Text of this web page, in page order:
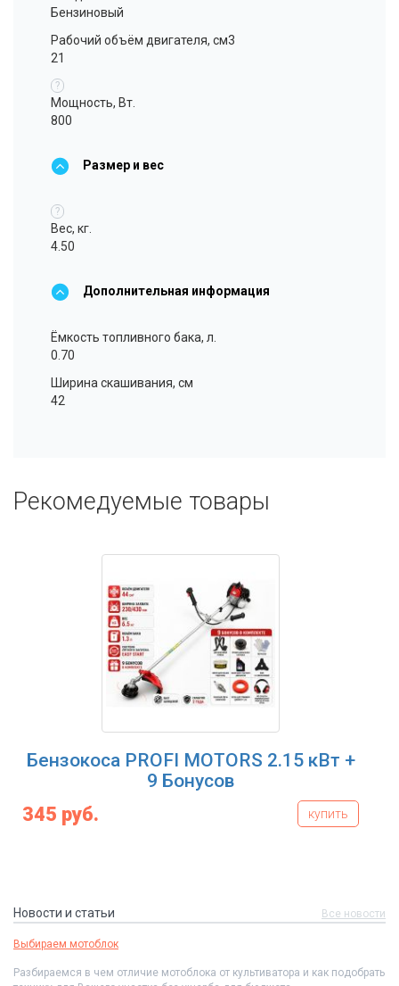
Бензиновый
Рабочий объём двигателя, см3
21
?
Мощность, Вт.
800
Размер и вес
?
Вес, кг.
4.50
Дополнительная информация
Ёмкость топливного бака, л.
0.70
Ширина скашивания, см
42
Рекомедуемые товары
Бензокоса PROFI MOTORS 2.15 кВт +
9 Бонусов
345 руб. купить
Новости и статьи Все новости
Выбираем мотоблок
Разбираемся в чем отличие мотоблока от культиватора и как подобрать